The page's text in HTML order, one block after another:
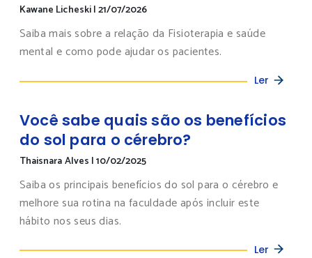
Kawane Licheski|21/07/2026
Saiba mais sobre a relação da Fisioterapia e saúde
mental e como pode ajudar os pacientes.
Ler
Você sabe quais são os benefícios
do sol para o cérebro?
Thaisnara Alves |10/02/2025
Saiba os principais benefícios do sol para o cérebro e
melhore sua rotina na faculdade após incluir este
hábito nos seus dias.
Ler